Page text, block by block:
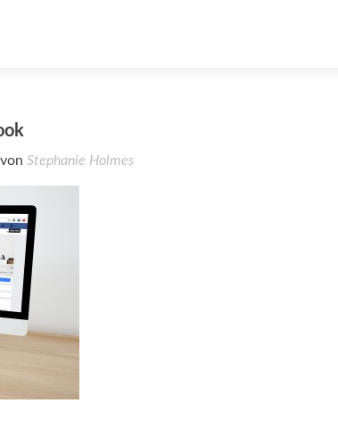
von Stephanie Holmes